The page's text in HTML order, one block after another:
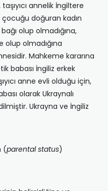
annelik İngiltere
çocuğu doğuran kadın
olup olmadığına,
olmadığına
Mahkeme kararına
babası İngiliz erkek
anne evli olduğu için,
olarak Ukraynalı
Ukrayna ve İngiliz
(parental status)